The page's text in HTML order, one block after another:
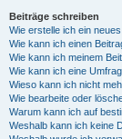
Beiträge schreiben
Wie erstelle ich ein
Wie kann ich einen
Wie kann ich meinem
Wie kann ich eine
Wieso kann ich nicht
Wie bearbeite oder
Warum kann ich auf
Weshalb kann ich keine